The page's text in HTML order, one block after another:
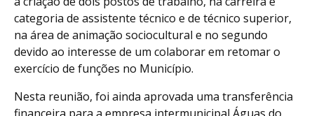
categoria de assistente técnico e de técnico superior,
na área de animação sociocultural e no segundo
devido ao interesse de um colaborar em retomar o
exercício de funções no Município.
Nesta reunião, foi ainda aprovada uma transferência
financeira para a empresa intermunicipal Águas do